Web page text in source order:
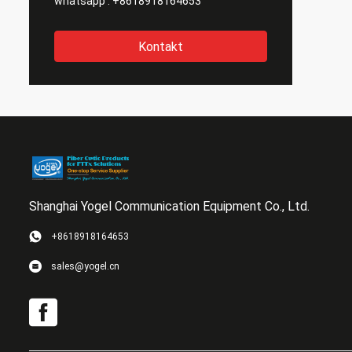
Kontakt
Shanghai Yogel Communication Equipment Co., Ltd.
+8618918164653
sales@yogel.cn